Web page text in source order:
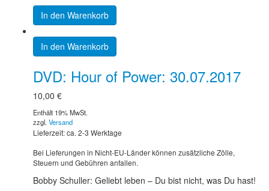
In den Warenkorb
In den Warenkorb
DVD: Hour of Power: 30.07.2017
10,00 €
Enthält 19% MwSt.
zzgl. Versand
Lieferzeit: ca. 2-3 Werktage
Bei Lieferungen in Nicht-EU-Länder können zusätzliche Zölle,
Steuern und Gebühren anfallen.
Bobby Schuller: Geliebt leben – Du bist nicht, was Du hast!